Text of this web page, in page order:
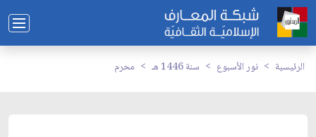
الرئيسية نور الأسبوع سنة 1446 هـ محرم